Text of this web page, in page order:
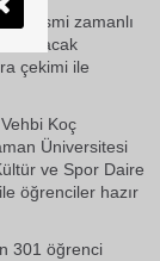
kısmi zamanlı
alacak
çekimi ile
Koç
Üniversitesi
ve Spor Daire
öğrenciler hazır
301 öğrenci